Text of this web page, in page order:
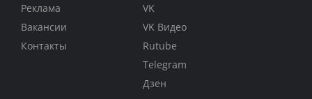
Реклама
Вакансии
Контакты
VK
VK Видео
Rutube
Telegram
Дзен